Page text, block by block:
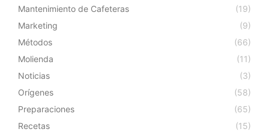
Mantenimiento de Cafeteras
(19)
Marketing
(9)
Métodos
(66)
Molienda
(11)
Noticias
(3)
Orígenes
(58)
Preparaciones
(65)
Recetas
(15)